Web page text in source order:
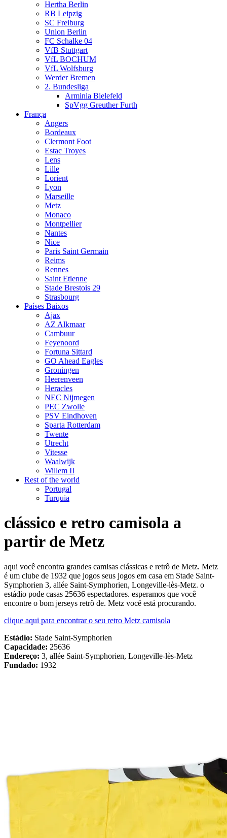
Hertha Berlin
RB Leipzig
SC Freiburg
Union Berlin
FC Schalke 04
VfB Stuttgart
VfL BOCHUM
VfL Wolfsburg
Werder Bremen
2. Bundesliga
Arminia Bielefeld
SpVgg Greuther Furth
França
Angers
Bordeaux
Clermont Foot
Estac Troyes
Lens
Lille
Lorient
Lyon
Marseille
Metz
Monaco
Montpellier
Nantes
Nice
Paris Saint Germain
Reims
Rennes
Saint Etienne
Stade Brestois 29
Strasbourg
Países Baixos
Ajax
AZ Alkmaar
Cambuur
Feyenoord
Fortuna Sittard
GO Ahead Eagles
Groningen
Heerenveen
Heracles
NEC Nijmegen
PEC Zwolle
PSV Eindhoven
Sparta Rotterdam
Twente
Utrecht
Vitesse
Waalwijk
Willem II
Rest of the world
Portugal
Turquia
clássico e retro camisola a
partir de Metz
aqui você encontra grandes camisas clássicas e retrô de Metz. Metz
é um clube de 1932 que jogos seus jogos em casa em Stade Saint-
Symphorien 3, allée Saint-Symphorien, Longeville-lès-Metz. o
estádio pode casas 25636 espectadores. esperamos que você
encontre o bom jerseys retrô de. Metz você está procurando.
clique aqui para encontrar o seu retro Metz camisola
Estádio: Stade Saint-Symphorien
Capacidade: 25636
Endereço: 3, allée Saint-Symphorien, Longeville-lès-Metz
Fundado: 1932